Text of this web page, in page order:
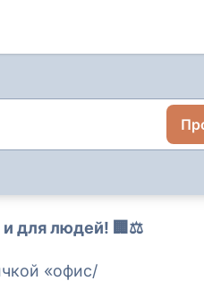
и для людей! 🏢⚖️
«офис/